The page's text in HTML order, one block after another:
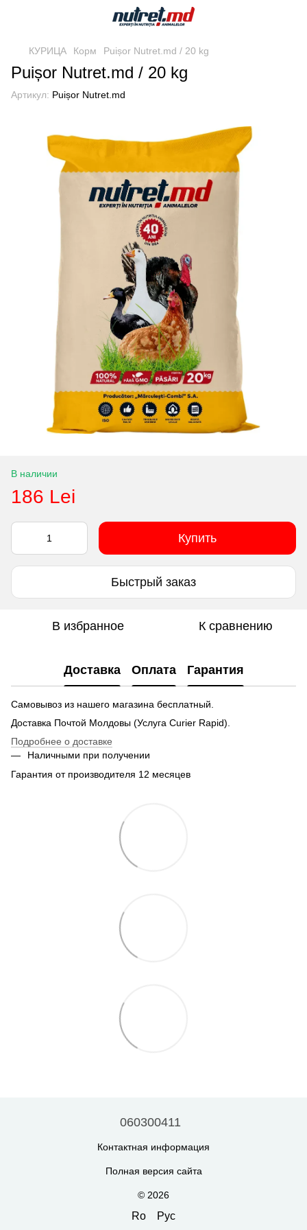
КУРИЦА Корм Puișor Nutret.md / 20 kg
Puișor Nutret.md / 20 kg
Артикул: Puișor Nutret.md
В наличии
186 Lei
Купить
Быстрый заказ
В избранное К сравнению
Доставка Оплата Гарантия
Самовывоз из нашего магазина бесплатный.
Доставка Почтой Молдовы (Услуга Curier Rapid).
Подробнее о доставке
Наличными при получении
Гарантия от производителя 12 месяцев
060300411
Контактная информация
Полная версия сайта
© 2026
Ro Рус